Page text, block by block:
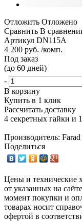
Отложить Отложено
Сравнить В
Артикул DN115A
4 200 руб. /комп.
Под заказ
(до 60 дней)
-
В корзину
Купить в 1 клик
Рассчитать доставку
4 секретных гайки и
Производитель:
Поделиться
Цены и технические
от указанных на
момент покупки и
товарах носит
офертой в